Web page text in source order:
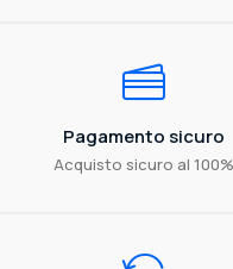
Pagamento sicuro
Acquisto sicuro al 100%